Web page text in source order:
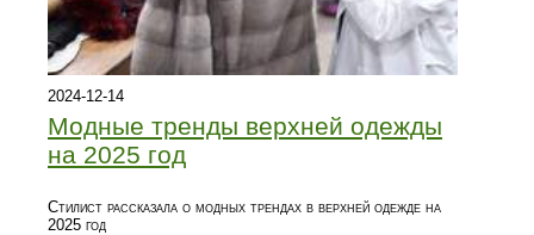
2024-12-14
Модные тренды верхней одежды
на 2025 год
Стилист рассказала о модных трендах в верхней одежде на
2025 год